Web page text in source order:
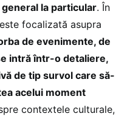
la particular. În
focalizată asupra
de evenimente, de
intră într-o detaliere,
de tip survol care să-
acelui moment
contextele culturale,